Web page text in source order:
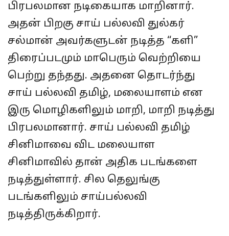
பிரபலமான நடிகையாக மாறினார்.
அதன் பிறகு சாய் பல்லவி துல்கர்
சல்மான் அவர்களுடன் நடித்த “களி”
திரைப்படமும் மாபெரும் வெற்றியை
பெற்று தந்தது. அதனை தொடர்ந்து
சாய் பல்லவி தமிழ், மலையாளம் என
இரு மொழிகளிலும் மாறி, மாறி நடித்து
பிரபலமானார். சாய் பல்லவி தமிழ்
சினிமாவை விட மலையாள
சினிமாவில் தான் அதிக படங்களை
நடித்துள்ளார். சில தெலுங்கு
படங்களிலும் சாய்பல்லவி
நடித்திருக்கிறார்.